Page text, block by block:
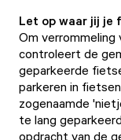
Let op waar jij je
Om verrommeling
controleert de
geparkeerde
parkeren in
zogenaamde
te lang
opdracht van de